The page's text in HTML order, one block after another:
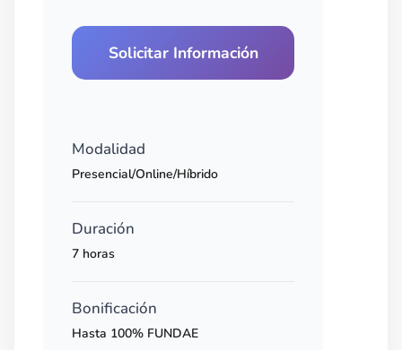
Solicitar Información
Modalidad
Presencial/Online/Híbrido
Duración
7 horas
Bonificación
Hasta 100% FUNDAE